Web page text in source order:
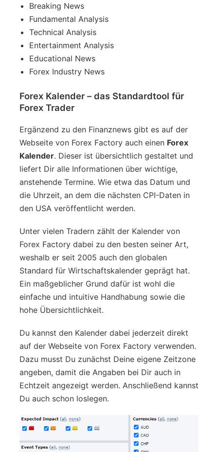
Breaking News
Fundamental Analysis
Technical Analysis
Entertainment Analysis
Educational News
Forex Industry News
Forex Kalender – das Standardtool für
Forex Trader
Ergänzend zu den Finanznews gibt es auf der
Webseite von Forex Factory auch einen Forex
Kalender. Dieser ist übersichtlich gestaltet und
liefert Dir alle Informationen über wichtige,
anstehende Termine. Wie etwa das Datum und
die Uhrzeit, an dem die nächsten CPI-Daten in
den USA veröffentlicht werden.
Unter vielen Tradern zählt der Kalender von
Forex Factory dabei zu den besten seiner Art,
weshalb er seit 2005 auch den globalen
Standard für Wirtschaftskalender geprägt hat.
Ein maßgeblicher Grund dafür ist wohl die
einfache und intuitive Handhabung sowie die
hohe Übersichtlichkeit.
Du kannst den Kalender dabei jederzeit direkt
auf der Webseite von Forex Factory verwenden.
Dazu musst Du zunächst Deine eigene Zeitzone
angeben, damit die Angaben bei Dir auch in
Echtzeit angezeigt werden. Anschließend kannst
Du auch schon loslegen.